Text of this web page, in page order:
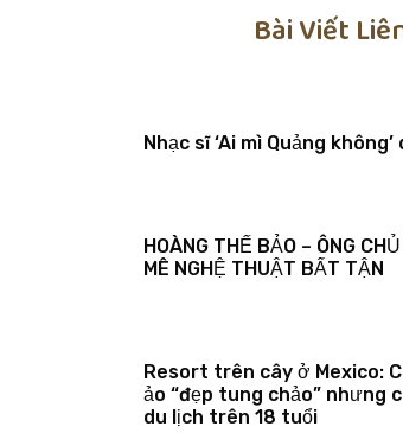
Bài Viết
Nhạc sĩ ‘Ai mì Quảng
HOÀNG THẾ BẢO – ÔNG
MÊ NGHỆ THUẬT BẤT TẬN
Resort trên cây ở Mexico:
ảo “đẹp tung chảo” nhưng
du lịch trên 18 tuổi